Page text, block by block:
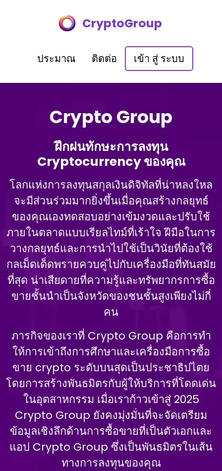
CryptoGroup
ประมาณ ติดต่อ เข้า สู่ ระบบ
Crypto Group
ฝึกฝนทักษะการลงทุน
Cryptocurrency ของคุณ
โลกแห่งการลงทุนสกุลเงินดิจิทัลที่น่าหลงใหล
จะมีส่วนร่วมมากยิ่งขึ้นเมื่อคุณสร้างกลยุทธ์
ของคุณเองทดสอบอย่างเข้มงวดและปรับใช้
ภายในตลาดแบบเรียลไทม์ที่เร้าใจ ฝีมือในการ
วางกลยุทธ์และการนําไปใช้เป็นวินัยที่ต้องใช้
กลเม็ดเด็ดพรายควบคู่ไปกับเครื่องมือที่ทันสมัย
ที่สุด น่าเสียดายที่ความรู้และทรัพยากรการซื้อ
ขายชั้นนําเป็นจังหวัดของชนชั้นสูงเพียงไม่กี่
คน
ภารกิจของเราที่ Crypto Group คือการทํา
ให้การเข้าถึงการศึกษาและเครื่องมือการซื้อ
ขาย crypto ระดับบนสุดเป็นประชาธิปไตย
โดยการสร้างพันธมิตรกับผู้ให้บริการที่โดดเด่น
ในอุตสาหกรรม เมื่อเราก้าวเข้าสู่ 2025
Crypto Group ยังคงมุ่งมั่นที่จะจัดเตรียม
ข้อมูลเชิงลึกด้านการซื้อขายที่เป็นตัวเอกและ
แอป Crypto Group ซึ่งเป็นพันธมิตรในเส้น
ทางการลงทุนของคุณ